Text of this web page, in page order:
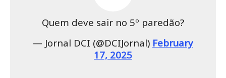
Quem deve sair no 5º paredão?
— Jornal DCI (@DCIJornal) February
17, 2025